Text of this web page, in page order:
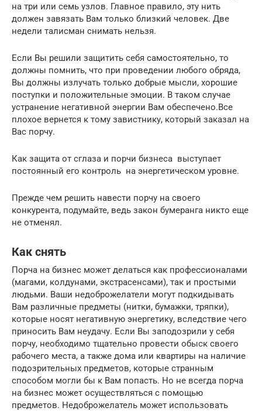
на три или семь узлов. Главное правило, эту нить
должен завязать Вам только близкий человек. Две
недели талисман снимать нельзя.
Если Вы решили защитить себя самостоятельно, то
должны помнить, что при проведении любого обряда,
Вы должны излучать только добрые мысли, хорошие
поступки и положительные эмоции. В таком случае
устранение негативной энергии Вам обеспечено.Все
плохое вернется к тому завистнику, который заказал на
Вас порчу.
Как защита от сглаза и порчи бизнеса выступает
постоянный его контроль на энергетическом уровне.
Прежде чем решить навести порчу на своего
конкурента, подумайте, ведь закон бумеранга никто еще
не отменял.
Как снять
Порча на бизнес может делаться как профессионалами
(магами, колдунами, экстрасенсами), так и простыми
людьми. Ваши недоброжелатели могут подкидывать
Вам различные предметы (нитки, бумажки, тряпки),
которые носят негативную энергетику, вследствие чего
приносить Вам неудачу. Если Вы заподозрили у себя
порчу, необходимо тщательно провести обыск своего
рабочего места, а также дома или квартиры на наличие
подозрительных предметов, которые странным
способом могли бы к Вам попасть. Но не всегда порча
на бизнес может осуществляться с помощью
предметов. Недоброжелатель может использовать